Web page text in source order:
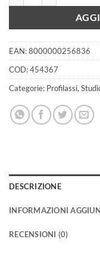
era:
8,50 €.
EAN:8000000256836
COD:454367
Categorie: Profilassi,
DESCRIZIONE
INFORMAZIONI
RECENSIONI (0)